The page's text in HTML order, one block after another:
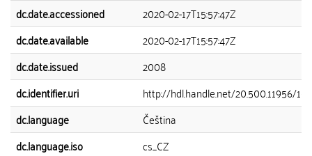
dc.date.accessioned
2020-02-17T15:57:47Z
dc.date.available
2020-02-17T15:57:47Z
dc.date.issued
2008
dc.identifier.uri
http://hdl.handle.net/20.500.11956/
dc.language
Čeština
dc.language.iso
cs_CZ